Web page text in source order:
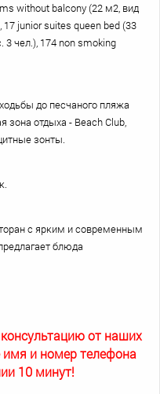
without balcony (22 м2, вид
17 junior suites queen bed (33
3 чел.), 174 non smoking
до песчаного пляжа
зона отдыха - Beach Club,
зонты.
с ярким и современным
блюда
от наших
и номер телефона
10 минут!